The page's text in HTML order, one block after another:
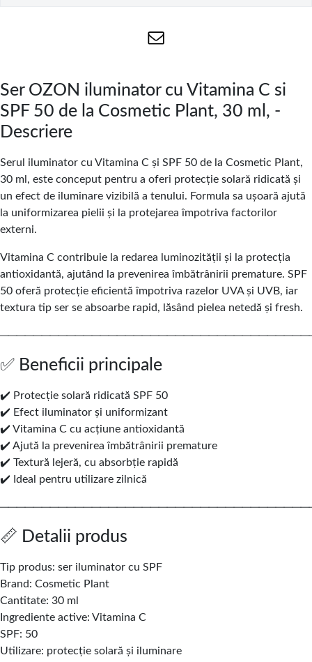
Ser OZON iluminator cu Vitamina C si
SPF 50 de la Cosmetic Plant, 30 ml, -
Descriere
Serul iluminator cu Vitamina C și SPF 50 de la Cosmetic Plant,
30 ml, este conceput pentru a oferi protecție solară ridicată și
un efect de iluminare vizibilă a tenului. Formula sa ușoară ajută
la uniformizarea pielii și la protejarea împotriva factorilor
externi.
Vitamina C contribuie la redarea luminozității și la protecția
antioxidantă, ajutând la prevenirea îmbătrânirii premature. SPF
50 oferă protecție eficientă împotriva razelor UVA și UVB, iar
textura tip ser se absoarbe rapid, lăsând pielea netedă și fresh.
✅ Beneficii principale
✔️ Protecție solară ridicată SPF 50
✔️ Efect iluminator și uniformizant
✔️ Vitamina C cu acțiune antioxidantă
✔️ Ajută la prevenirea îmbătrânirii premature
✔️ Textură lejeră, cu absorbție rapidă
✔️ Ideal pentru utilizare zilnică
📏 Detalii produs
Tip produs: ser iluminator cu SPF
Brand: Cosmetic Plant
Cantitate: 30 ml
Ingrediente active: Vitamina C
SPF: 50
Utilizare: protecție solară și iluminare